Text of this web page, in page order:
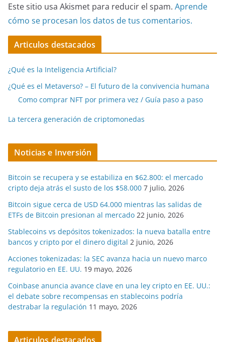
Este sitio usa Akismet para reducir el spam. Aprende
cómo se procesan los datos de tus comentarios.
Articulos destacados
¿Qué es la Inteligencia Artificial?
¿Qué es el Metaverso? – El futuro de la convivencia humana
Como comprar NFT por primera vez / Guía paso a paso
La tercera generación de criptomonedas
Noticias e Inversión
Bitcoin se recupera y se estabiliza en $62.800: el mercado
cripto deja atrás el susto de los $58.000 7 julio, 2026
Bitcoin sigue cerca de USD 64.000 mientras las salidas de
ETFs de Bitcoin presionan al mercado 22 junio, 2026
Stablecoins vs depósitos tokenizados: la nueva batalla entre
bancos y cripto por el dinero digital 2 junio, 2026
Acciones tokenizadas: la SEC avanza hacia un nuevo marco
regulatorio en EE. UU. 19 mayo, 2026
Coinbase anuncia avance clave en una ley cripto en EE. UU.:
el debate sobre recompensas en stablecoins podría
destrabar la regulación 11 mayo, 2026